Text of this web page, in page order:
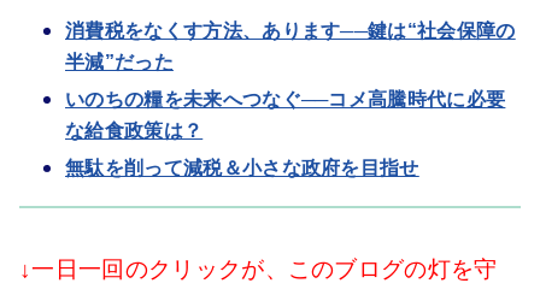
消費税をなくす方法、あります──鍵は“社会保障の
半減”だった
いのちの糧を未来へつなぐ──コメ高騰時代に必要
な給食政策は？
無駄を削って減税＆小さな政府を目指せ
↓一日一回のクリックが、このブログの灯を守